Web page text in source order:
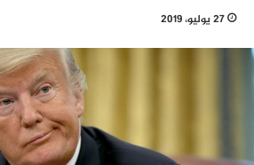
27 يوليو، 2019